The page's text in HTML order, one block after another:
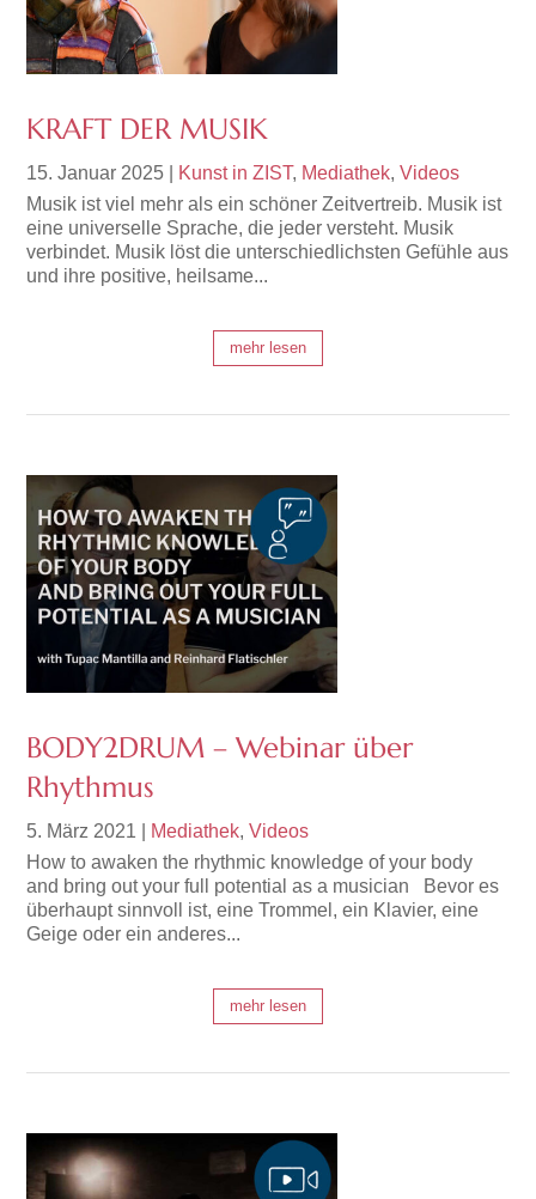
KRAFT DER MUSIK
15. Januar 2025 Kunst in ZIST, Mediathek,Videos
Musik ist viel mehr als ein schöner Zeitvertreib. Musik ist
eine universelle Sprache, die jeder versteht. Musik
verbindet. Musik löst die unterschiedlichsten Gefühle aus
und ihre positive, heilsame...
mehr lesen
BODY2DRUM – Webinar über
Rhythmus
5. März 2021 Mediathek,Videos
How to awaken the rhythmic knowledge of your body
and bring out your full potential as a musician Bevor es
überhaupt sinnvoll ist, eine Trommel, ein Klavier, eine
Geige oder ein anderes...
mehr lesen